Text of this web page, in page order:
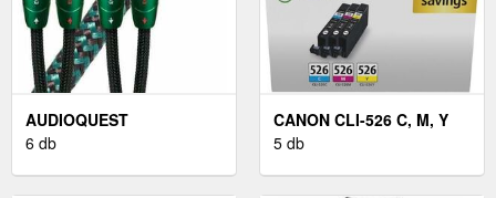
AUDIOQUEST
EVERGREEN 5 M ZÖLD
6 db
CANON CLI-526 C, M, Y
MULTIPACK (EREDETI)
5 db